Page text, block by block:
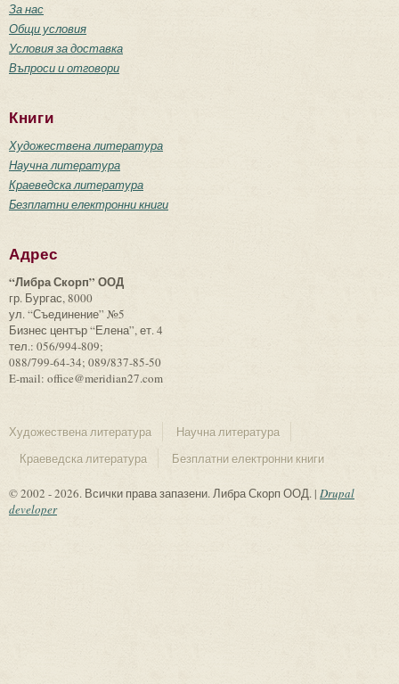
За нас
Общи условия
Условия за доставка
Въпроси и отговори
Книги
Художествена литература
Научна литература
Краеведска литература
Безплатни електронни книги
Адрес
“Либра Скорп” ООД
гр. Бургас, 8000
ул. “Съединение” №5
Бизнес център “Елена”, ет. 4
тел.: 056/994-809;
088/799-64-34; 089/837-85-50
E-mail: office@meridian27.com
Художествена литература
Научна литература
Краеведска литература
Безплатни електронни книги
© 2002 - 2026. Всички права запазени. Либра Скорп ООД. | Drupal
developer